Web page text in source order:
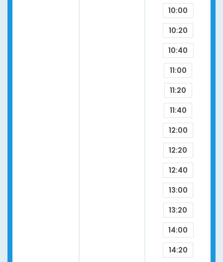
10:00
10:20
10:40
11:00
11:20
11:40
12:00
12:20
12:40
13:00
13:20
14:00
14:20